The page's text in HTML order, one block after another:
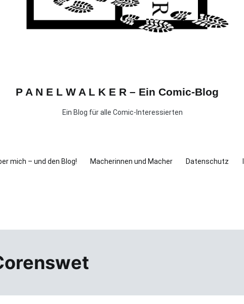
P A N E L W A L K E R – Ein Comic-Blog
Ein Blog für alle Comic-Interessierten
mich – und den Blog! Macherinnen und Macher Datenschutz